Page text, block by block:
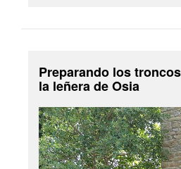
Preparando los
la leñera de Osia